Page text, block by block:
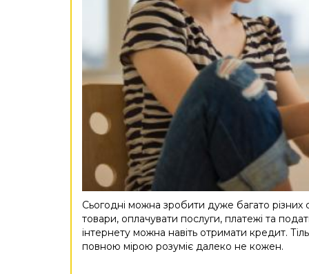
Сьогодні можна зробити дуже багато
товари, оплачувати послуги, платежі та
інтернету можна навіть отримати кредит.
повною мірою розуміє далеко не кожен.